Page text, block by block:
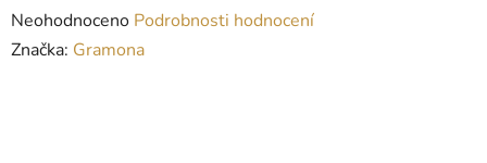
Průměrné
hodnocení
Neohodnoceno Podrobnosti hodnocení
Značka: Gramona